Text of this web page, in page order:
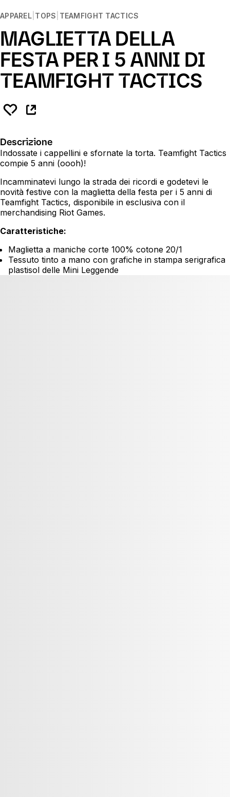
APPAREL TOPS TEAMFIGHT TACTICS
MAGLIETTA DELLA
FESTA PER I 5 ANNI DI
TEAMFIGHT TACTICS
Descrizione
Indossate i cappellini e sfornate la torta. Teamfight Tactics
compie 5 anni (oooh)!
Incamminatevi lungo la strada dei ricordi e godetevi le
novità festive con la maglietta della festa per i 5 anni di
Teamfight Tactics, disponibile in esclusiva con il
merchandising Riot Games.
Caratteristiche:
Maglietta a maniche corte 100% cotone 20/1
Tessuto tinto a mano con grafiche in stampa serigrafica
plastisol delle Mini Leggende